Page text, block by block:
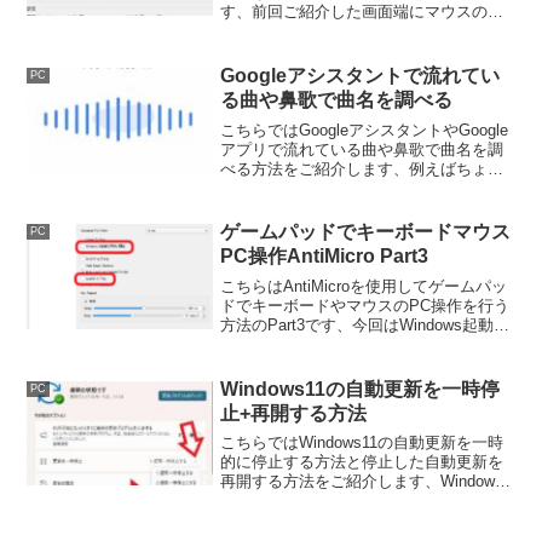
す、前回ご紹介した画面端にマウスのカ
合わせる範囲が狭いので前回に比べ誤表
示が少なくなります。
PC
Googleアシスタントで流れてい
る曲や鼻歌で曲名を調べる
こちらではGoogleアシスタントやGoogle
アプリで流れている曲や鼻歌で曲名を調
べる方法をご紹介します、例えばちょっ
るのはそんな時に鼻歌でも曲名を検索す
る事が出来る方法です。
PC
ゲームパッドでキーボードマウス
PC操作AntiMicro Part3
こちらはAntiMicroを使用してゲームパッ
ドでキーボードやマウスのPC操作を行う
方法のPart3です、今回はWindows起動時
した方法です。
PC
Windows11の自動更新を一時停
止+再開する方法
こちらではWindows11の自動更新を一時
的に停止する方法と停止した自動更新を
再開する方法をご紹介します、Windows